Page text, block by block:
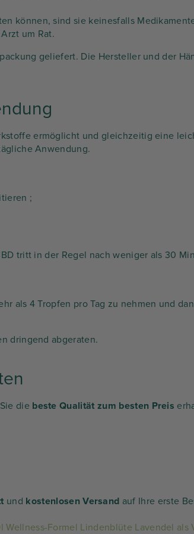
können, sind sie keinesfalls
um Rat.
geliefert. Die Hersteller und der
ermöglicht und gleichzeitig eine
Anwendung.
;
tritt in der Regel nach weniger als 30
als 4 Tropfen pro Tag zu nehmen und
dringend abgeraten.
die beste Qualität zum besten Preis
und kostenlosen Versand auf Ihre erste
Wellness-Formel Lindenblüte Lavendel als